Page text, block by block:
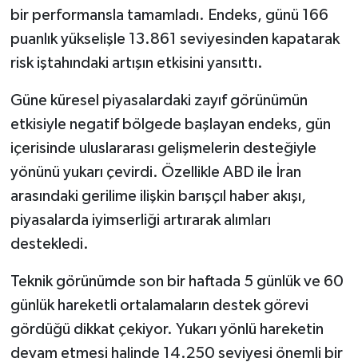
bir performansla tamamladı. Endeks, günü 166
puanlık yükselişle 13.861 seviyesinden kapatarak
risk iştahındaki artışın etkisini yansıttı.
Güne küresel piyasalardaki zayıf görünümün
etkisiyle negatif bölgede başlayan endeks, gün
içerisinde uluslararası gelişmelerin desteğiyle
yönünü yukarı çevirdi. Özellikle ABD ile İran
arasındaki gerilime ilişkin barışçıl haber akışı,
piyasalarda iyimserliği artırarak alımları
destekledi.
Teknik görünümde son bir haftada 5 günlük ve 60
günlük hareketli ortalamaların destek görevi
gördüğü dikkat çekiyor. Yukarı yönlü hareketin
devam etmesi halinde 14.250 seviyesi önemli bir